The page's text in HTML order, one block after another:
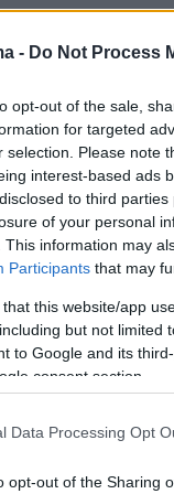
- Do Not Process
opt-out of the sale,
for targeted
selection. Please note
interest-based ads
to third
of your personal
This information may
Participants that may
that this website/app
but not limited
to Google and its
consent section.
Data Processing Opt
opt-out of the Sharing
Τέλος
μετά από
του συνέβαλαν
διαδίκτυο - Το
σε μία ιδέα
Ντελα
στο
και μέτρων από